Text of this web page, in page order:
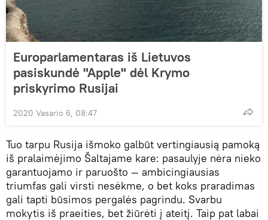
Europarlamentaras iš Lietuvos
pasiskundė "Apple" dėl Krymo
priskyrimo Rusijai
2020 Vasario 6, 08:47
Tuo tarpu Rusija išmoko galbūt vertingiausią pamoką
iš pralaimėjimo Šaltajame kare: pasaulyje nėra nieko
garantuojamo ir paruošto — ambicingiausias
triumfas gali virsti nesėkme, o bet koks praradimas
gali tapti būsimos pergalės pagrindu. Svarbu
mokytis iš praeities, bet žiūrėti į ateitį. Taip pat labai